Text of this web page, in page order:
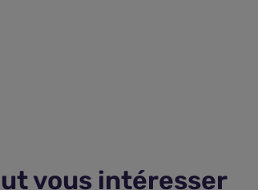
vous intéresser